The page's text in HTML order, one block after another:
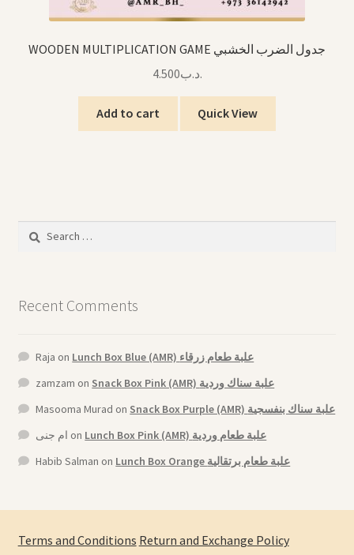
WOODEN MULTIPLICATION GAME جدول الضرب الخشبي
.د.ب4.500
Add to cart Quick View
Search
Recent Comments
Raja on
Lunch Box Blue (AMR) علبة طعام زرقاء
zamzam on
Snack Box Pink (AMR) علبة سناك وردية
Masooma Murad on
Snack Box Purple (AMR) علبة سناك بنفسجية
ام جنى on
Lunch Box Pink (AMR) علبة طعام وردية
Habib Salman on Lunch Box Orange علبة طعام برتقالية
Terms and Conditions Return and Exchange Policy